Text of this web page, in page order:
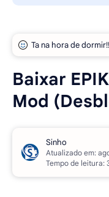
Baixar
Mod
Atualizado em:
Tempo de leitura: